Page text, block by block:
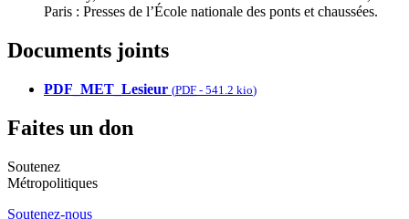
Paris : Presses de l’École nationale des ponts et chaussées.
Documents joints
PDF_MET_Lesieur (PDF - 541.2 kio)
Faites un don
Soutenez
Métropolitiques
Soutenez-nous